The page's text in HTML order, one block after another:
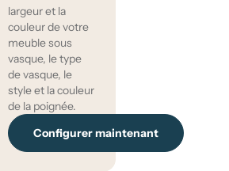
largeur et la
couleur de votre
meuble sous
vasque, le type
de vasque, le
style et la couleur
de la poignée.
Configurer maintenant